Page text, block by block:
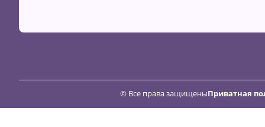
© Все права защищеныПриватная